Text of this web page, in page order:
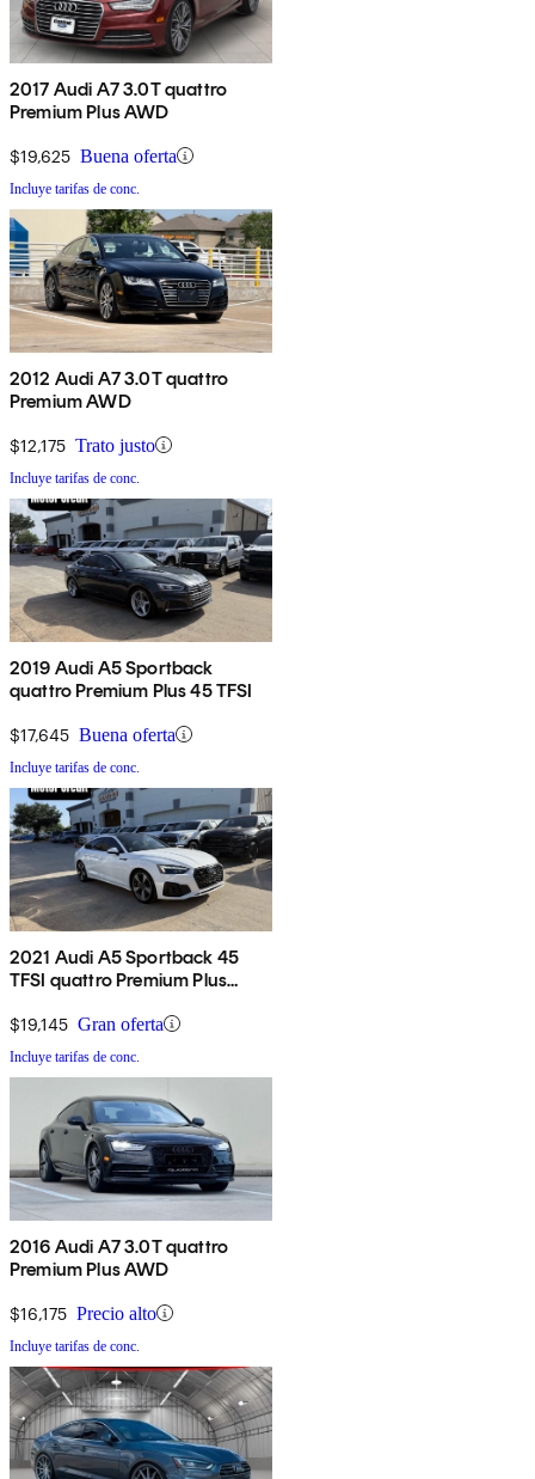
2017 Audi A7 3.0T quattro
Premium Plus AWD
$19,625 Buena oferta
Incluye tarifas de conc.
2012 Audi A7 3.0T quattro
Premium AWD
$12,175 Trato justo
Incluye tarifas de conc.
2019 Audi A5 Sportback
quattro Premium Plus 45 TFSI
$17,645 Buena oferta
Incluye tarifas de conc.
2021 Audi A5 Sportback 45
TFSI quattro Premium Plus
$19,145 Gran oferta
Incluye tarifas de conc.
2016 Audi A7 3.0T quattro
Premium Plus AWD
$16,175 Precio alto
Incluye tarifas de conc.